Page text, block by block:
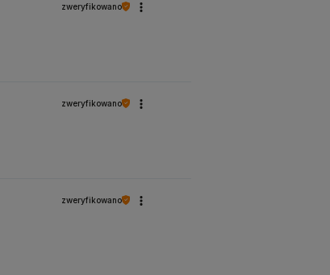
zweryfikowano
zweryfikowano
zweryfikowano